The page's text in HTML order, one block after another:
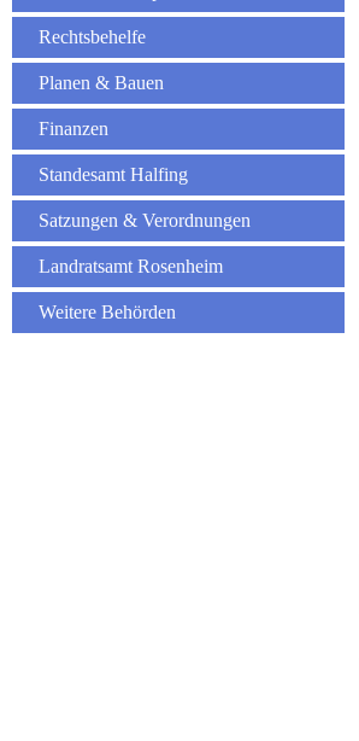
Rechtsbehelfe
Planen & Bauen
Finanzen
Standesamt Halfing
Satzungen & Verordnungen
Landratsamt Rosenheim
Weitere Behörden